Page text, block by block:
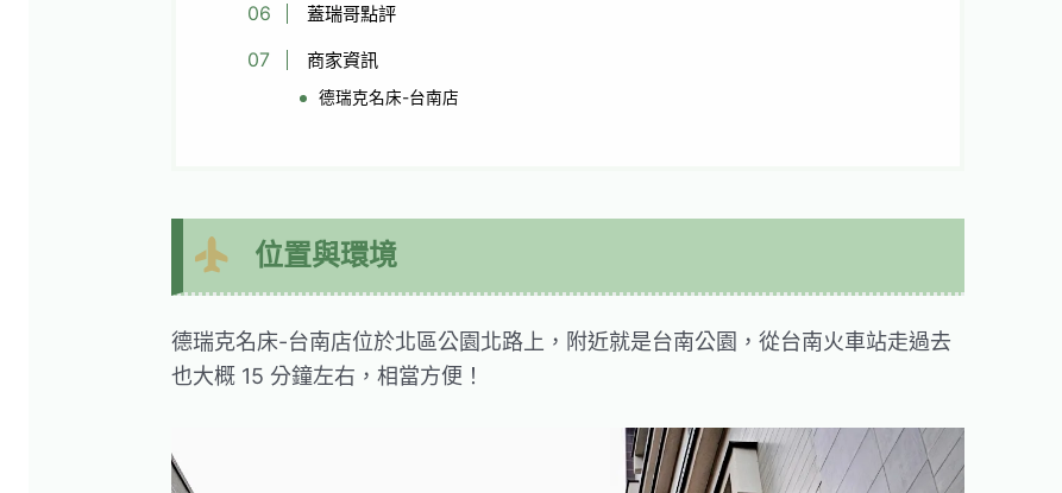
蓋瑞哥點評
商家資訊
德瑞克名床-台南店
位置與環境
德瑞克名床-台南店位於北區公園北路上，附近就是台南公園，從台南火車站走過去
也大概 15 分鐘左右，相當方便！